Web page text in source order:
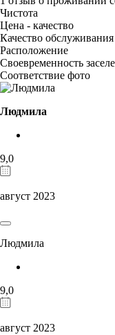
Чистота
Цена - качество
Качество обслуживания
Расположение
Своевременность
Соответствие фото
Людмила
9,0
август 2023
Людмила
9,0
август 2023